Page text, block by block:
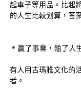
起車子等用品。比起
的人生比較划算，答
* 贏了事業，輸了人
有人用古瑪雅文化的
者。